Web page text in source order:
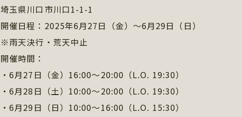
埼玉県川口市川口1-1-1
開催日程：2025年6月27日（金）〜6月29日（日）
※雨天決行・荒天中止
開催時間：
・6月27日（金）16:00〜20:00（L.O. 19:30）
・6月28日（土）10:00〜20:00（L.O. 19:30）
・6月29日（日）10:00〜16:00（L.O. 15:30）